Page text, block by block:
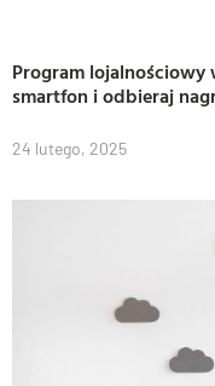
Program lojalnościowy
smartfon i odbieraj
24 lutego, 2025